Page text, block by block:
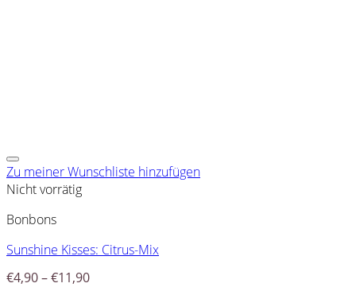
Zu meiner Wunschliste hinzufügen
Nicht vorrätig
Bonbons
Sunshine Kisses: Citrus-Mix
€4,90–€11,90